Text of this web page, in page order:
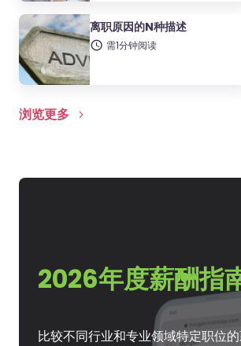
离职原因的N种描述
需1分钟阅读
浏览更多
2026年度薪酬指
比较不同行业和专业领域特定职位